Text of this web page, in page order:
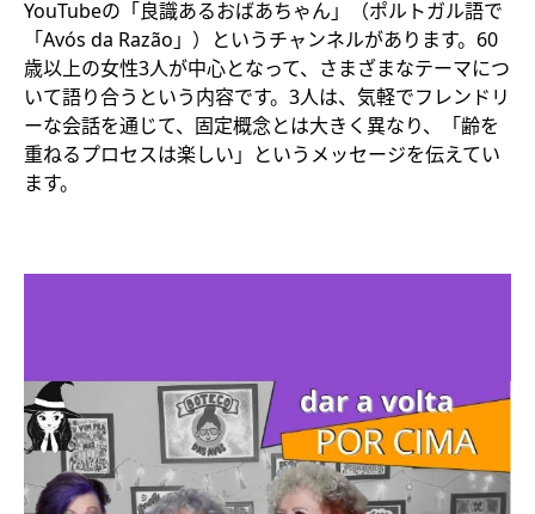
YouTubeの「良識あるおばあちゃん」（ポルトガル語で
「Avós da Razão」）というチャンネルがあります。60
歳以上の女性3人が中心となって、さまざまなテーマにつ
いて語り合うという内容です。3人は、気軽でフレンドリ
ーな会話を通じて、固定概念とは大きく異なり、「齢を
重ねるプロセスは楽しい」というメッセージを伝えてい
ます。